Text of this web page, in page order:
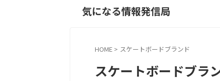
気になる情報発信局
HOME > スケートボードブランド
スケートボードブラ